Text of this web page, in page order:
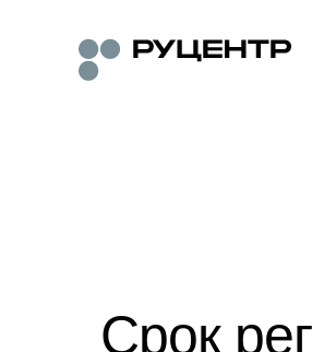
Срок